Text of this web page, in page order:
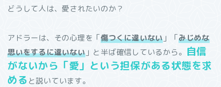
どうして人は、愛されたいのか？
アドラーは、その心理を「傷つくに違いない 」「みじめな
思いをするに違いない」と半ば確信しているから。 自信
がないから「愛」という担保がある状態を求
める と説いています。